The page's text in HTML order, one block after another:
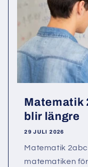
Matematik
blir längre
29 JULI 2026
Matematik
matematiken